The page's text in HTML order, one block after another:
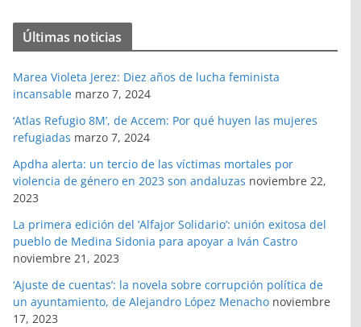
Últimas noticias
Marea Violeta Jerez: Diez años de lucha feminista
incansable marzo 7, 2024
‘Atlas Refugio 8M’, de Accem: Por qué huyen las mujeres
refugiadas marzo 7, 2024
Apdha alerta: un tercio de las víctimas mortales por
violencia de género en 2023 son andaluzas noviembre 22,
2023
La primera edición del ‘Alfajor Solidario’: unión exitosa del
pueblo de Medina Sidonia para apoyar a Iván Castro
noviembre 21, 2023
‘Ajuste de cuentas’: la novela sobre corrupción política de
un ayuntamiento, de Alejandro López Menacho noviembre
17, 2023